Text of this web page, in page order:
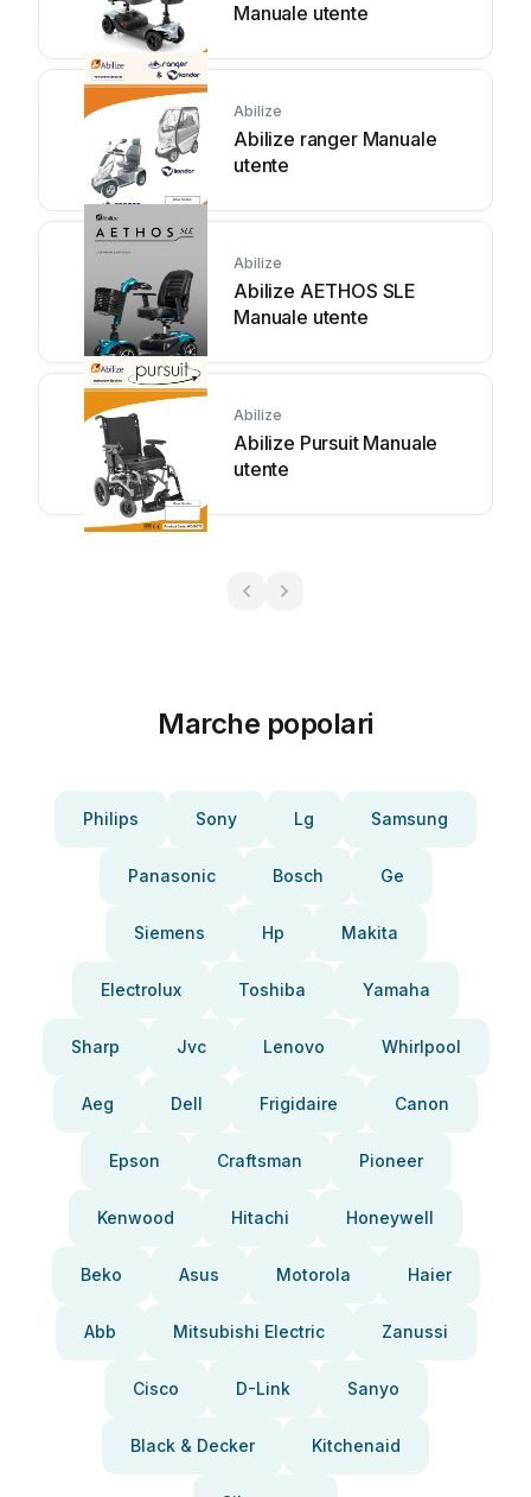
Manuale utente
Abilize
Abilize ranger Manuale
utente
Abilize
Abilize AETHOS SLE
Manuale utente
Abilize
Abilize Pursuit Manuale
utente
Marche popolari
Philips Sony Lg Samsung
Panasonic Bosch Ge
Siemens Hp Makita
Electrolux Toshiba Yamaha
Sharp Jvc Lenovo Whirlpool
Aeg Dell Frigidaire Canon
Epson Craftsman Pioneer
Kenwood Hitachi Honeywell
Beko Asus Motorola Haier
Abb Mitsubishi Electric Zanussi
Cisco D-Link Sanyo
Black & Decker Kitchenaid